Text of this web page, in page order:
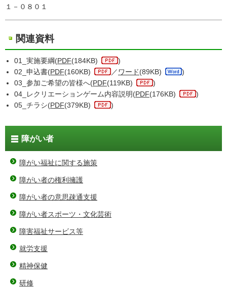
１－０８０１
関連資料
01_実施要綱(PDF(184KB)
)
02_申込書(PDF(160KB) ／ ワード(89KB)
)
03_参加ご希望の皆様へ(PDF(119KB)
)
04_レクリエーションゲーム内容説明(PDF(176KB)
)
05_チラシ(PDF(379KB) )
障がい者
障がい福祉に関する施策
障がい者の権利擁護
障がい者の意思疎通支援
障がい者スポーツ・文化芸術
障害福祉サービス等
就労支援
精神保健
研修